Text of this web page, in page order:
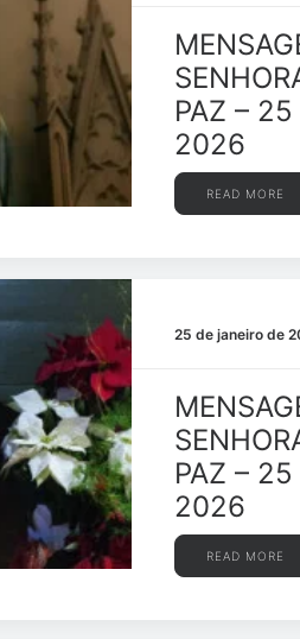
PAZ –
2026
READ MORE
25 de janeiro de
PAZ –
2026
READ MORE